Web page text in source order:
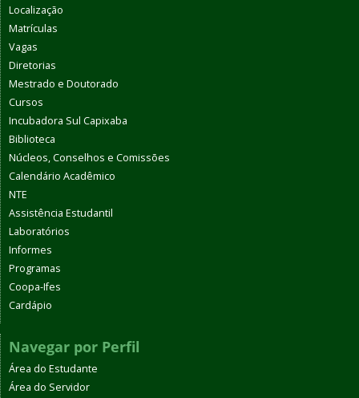
Localização
Matrículas
Vagas
Diretorias
Mestrado e Doutorado
Cursos
Incubadora Sul Capixaba
Biblioteca
Núcleos, Conselhos e Comissões
Calendário Acadêmico
NTE
Assistência Estudantil
Laboratórios
Informes
Programas
Coopa-Ifes
Cardápio
Navegar por Perfil
Área do Estudante
Área do Servidor